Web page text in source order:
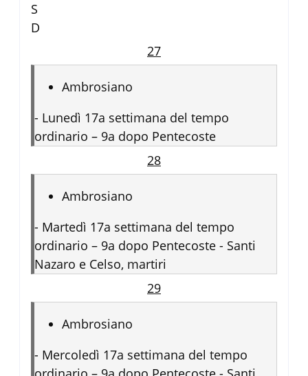
S
D
27
Ambrosiano
- Lunedì 17a settimana del tempo
ordinario – 9a dopo Pentecoste
28
Ambrosiano
- Martedì 17a settimana del tempo
ordinario – 9a dopo Pentecoste - Santi
Nazaro e Celso, martiri
29
Ambrosiano
- Mercoledì 17a settimana del tempo